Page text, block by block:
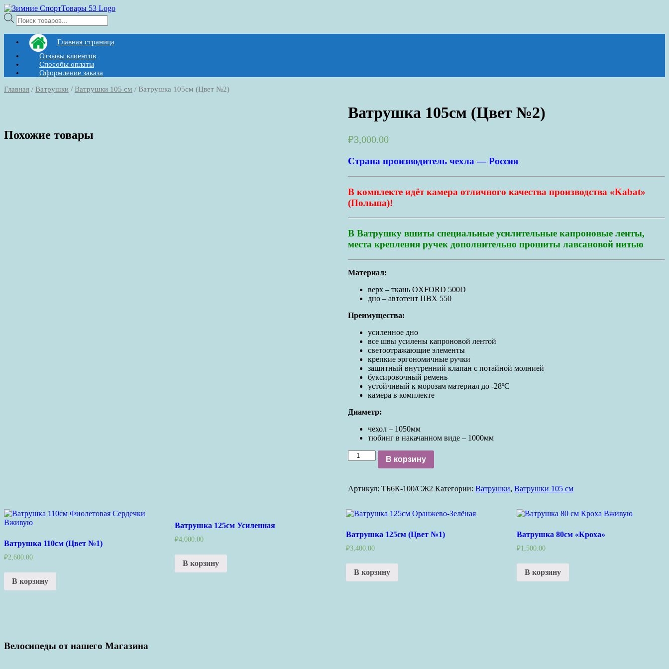
Поиск
товаров
Главная страница
Отзывы клиентов
Способы оплаты
Оформление заказа
Главная / Ватрушки / Ватрушки 105 см / Ватрушка 105см (Цвет №2)
Ватрушка 105см (Цвет №2)
₽3,000.00
Страна производитель чехла — Россия
В комплекте идёт камера отличного качества производства «Kabat»
(Польша)!
В Ватрушку вшиты специальные усилительные капроновые ленты,
места крепления ручек дополнительно прошиты лавсановой нитью
Материал:
верх – ткань OXFORD 500D
дно – автотент ПВХ 550
Преимущества:
усиленное дно
все швы усилены капроновой лентой
светоотражающие элементы
крепкие эргономичные ручки
защитный внутренний клапан с потайной молнией
буксировочный ремень
устойчивый к морозам материал до -28ºС
камера в комплекте
Диаметр:
чехол – 1050мм
тюбинг в накачанном виде – 1000мм
Количество
В корзину
Артикул: ТБ6К-100/СЖ2 Категории: Ватрушки, Ватрушки 105 см
Похожие товары
Ватрушка 110см (Цвет №1)
₽2,600.00
В корзину
Ватрушка 125см Усиленная
₽4,000.00
В корзину
Ватрушка 125см (Цвет №1)
₽3,400.00
В корзину
Ватрушка 80см «Кроха»
₽1,500.00
В корзину
Велосипеды от нашего Магазина